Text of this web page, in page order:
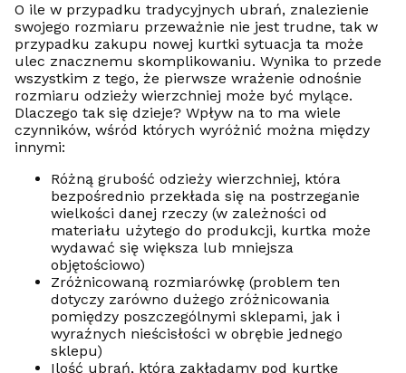
O ile w przypadku tradycyjnych ubrań, znalezienie
swojego rozmiaru przeważnie nie jest trudne, tak w
przypadku zakupu nowej kurtki sytuacja ta może
ulec znacznemu skomplikowaniu. Wynika to przede
wszystkim z tego, że pierwsze wrażenie odnośnie
rozmiaru odzieży wierzchniej może być mylące.
Dlaczego tak się dzieje? Wpływ na to ma wiele
czynników, wśród których wyróżnić można między
innymi:
Różną grubość odzieży wierzchniej, która
bezpośrednio przekłada się na postrzeganie
wielkości danej rzeczy (w zależności od
materiału użytego do produkcji, kurtka może
wydawać się większa lub mniejsza
objętościowo)
Zróżnicowaną rozmiarówkę (problem ten
dotyczy zarówno dużego zróżnicowania
pomiędzy poszczególnymi sklepami, jak i
wyraźnych nieścisłości w obrębie jednego
sklepu)
Ilość ubrań, którą zakładamy pod kurtkę